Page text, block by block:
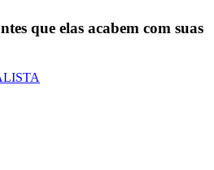
que elas acabem com suas